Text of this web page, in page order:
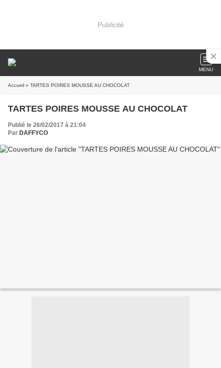
Publicité
MENU
Accueil » TARTES POIRES MOUSSE AU CHOCOLAT
TARTES POIRES MOUSSE AU CHOCOLAT
Publié le 26/02/2017 à 21:04
Par DAFFYCO